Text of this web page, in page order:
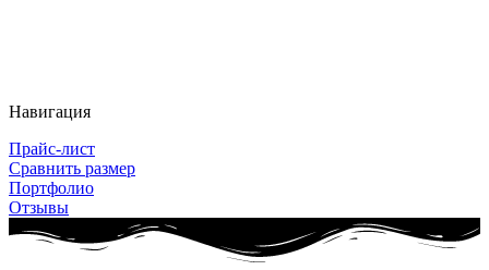
Навигация
Прайс-лист
Сравнить размер
Портфолио
Отзывы